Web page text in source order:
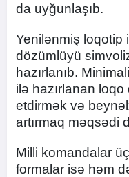
da uyğunlaşıb.
Yenilənmiş loqotip
dözümlüyü
hazırlanıb.
ilə hazırlanan loqo
etdirmək və
artırmaq məqsədi
Milli komandalar
formalar isə həm